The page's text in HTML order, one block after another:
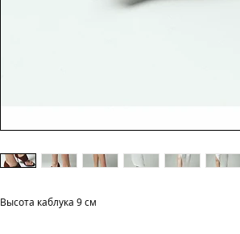
Высота каблука 9 см